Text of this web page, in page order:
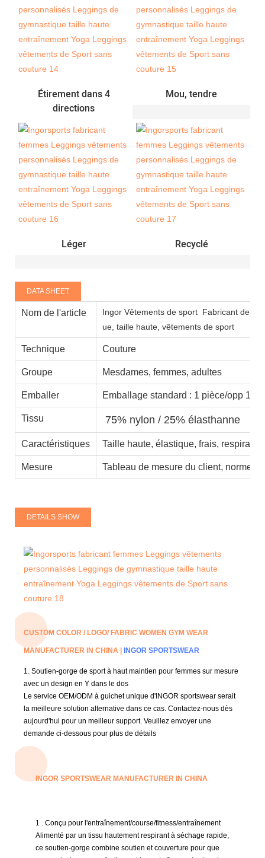
Étirement dans 4
directions
Mou, tendre
Léger Recyclé
DATA SHEET
Nom de l'article Ingor Vêtements de sport Fabricant de
ue, taille haute, vêtements de sport
Technique Couture
Groupe Mesdames, femmes, adultes
Emballer Emballage standard : 1 pièce/opp 100
Tissu 75% nylon / 25% élasthanne
Caractéristiques Taille haute, élastique, frais,
Mesure Tableau de mesure du client, normes
DETAILS SHOW
CUSTOM COLOR / LOGO/ FABRIC WOMEN GYM WEAR
MANUFACTURER IN CHINA | INGOR SPORTSWEAR
1. Soutien-gorge de sport à haut maintien pour femmes sur mesure
avec un design en Y dans le dos
Le service OEM/ODM à guichet unique d'INGOR sportswear serait
la meilleure solution alternative dans ce cas. Contactez-nous dès
aujourd'hui pour un meilleur support. Veuillez envoyer une
demande ci-dessous pour plus de détails
INGOR SPORTSWEAR MANUFACTURER IN CHINA
1
. Conçu pour l'entraînement/course/fitness/entraînement
Alimenté par un tissu hautement respirant à séchage rapide,
ce soutien-gorge combine soutien et couverture pour que